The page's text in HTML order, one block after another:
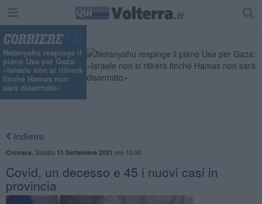
Netanyahu respinge il
piano Usa per Gaza:
«Israele non si ritirerà
finché Hamas non
sarà disarmato»
Indietro
Cronaca Sabato 11 Settembre 2021 ore 10:30
Covid, un decesso e 45 i nuovi casi in
provincia